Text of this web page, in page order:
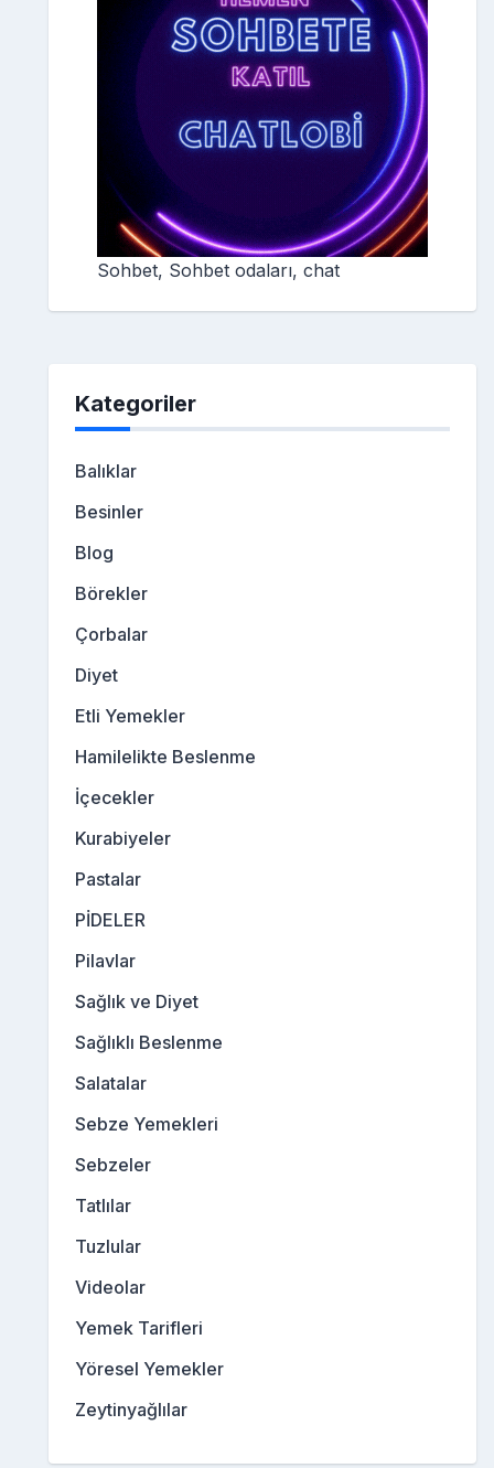
Sohbet, Sohbet odaları, chat
Kategoriler
Balıklar
Besinler
Blog
Börekler
Çorbalar
Diyet
Etli Yemekler
Hamilelikte Beslenme
İçecekler
Kurabiyeler
Pastalar
PİDELER
Pilavlar
Sağlık ve Diyet
Sağlıklı Beslenme
Salatalar
Sebze Yemekleri
Sebzeler
Tatlılar
Tuzlular
Videolar
Yemek Tarifleri
Yöresel Yemekler
Zeytinyağlılar